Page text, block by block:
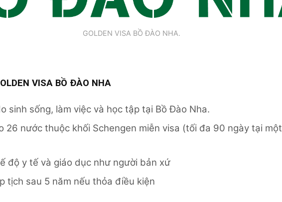
GOLDEN VISA BỒ ĐÀO NHA.
VISA BỒ ĐÀO NHA
sinh sống, làm việc và học tập tại Bồ Đào Nha.
26 nước thuộc khối Schengen miễn visa (tối đa 90 ngày tại một
độ y tế và giáo dục như người bản xứ
tịch sau 5 năm nếu thỏa điều kiện